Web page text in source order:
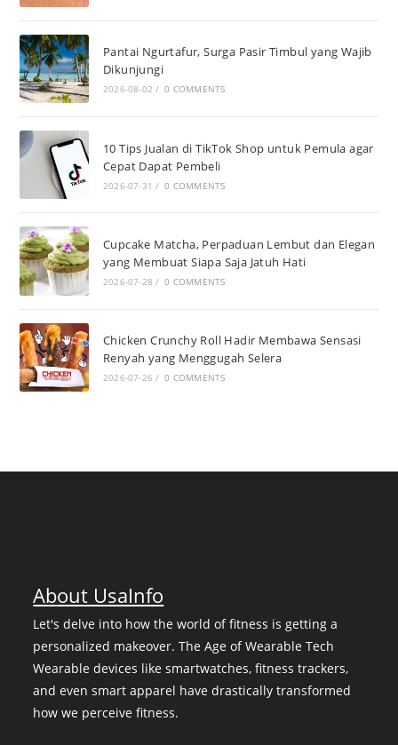
Pantai Ngurtafur, Surga Pasir Timbul yang Wajib
Dikunjungi
2026-08-02 / 0 COMMENTS
10 Tips Jualan di TikTok Shop untuk Pemula agar
Cepat Dapat Pembeli
2026-07-31 / 0 COMMENTS
Cupcake Matcha, Perpaduan Lembut dan Elegan
yang Membuat Siapa Saja Jatuh Hati
2026-07-28 / 0 COMMENTS
Chicken Crunchy Roll Hadir Membawa Sensasi
Renyah yang Menggugah Selera
2026-07-26 / 0 COMMENTS
About UsaInfo
Let's delve into how the world of fitness is getting a
personalized makeover. The Age of Wearable Tech
Wearable devices like smartwatches, fitness trackers,
and even smart apparel have drastically transformed
how we perceive fitness.